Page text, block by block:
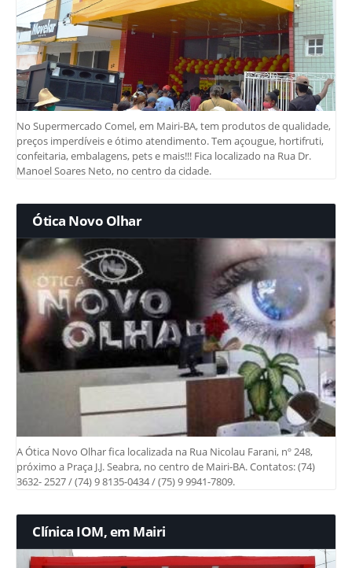
No Supermercado Comel, em Mairi-BA, tem produtos de qualidade,
preços imperdíveis e ótimo atendimento. Tem açougue, hortifruti,
confeitaria, embalagens, pets e mais!!! Fica localizado na Rua Dr.
Manoel Soares Neto, no centro da cidade.
Ótica Novo Olhar
A Ótica Novo Olhar fica localizada na Rua Nicolau Farani, nº 248,
próximo a Praça J.J. Seabra, no centro de Mairi-BA. Contatos: (74)
3632- 2527 / (74) 9 8135-0434 / (75) 9 9941-7809.
Clínica IOM, em Mairi